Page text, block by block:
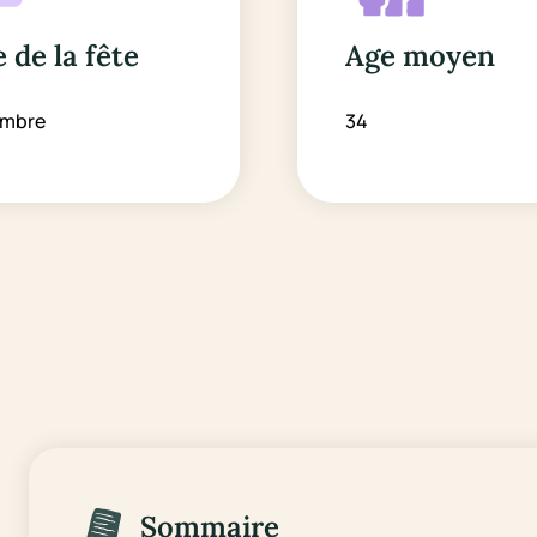
de la fête Age moyen
34
Sommaire